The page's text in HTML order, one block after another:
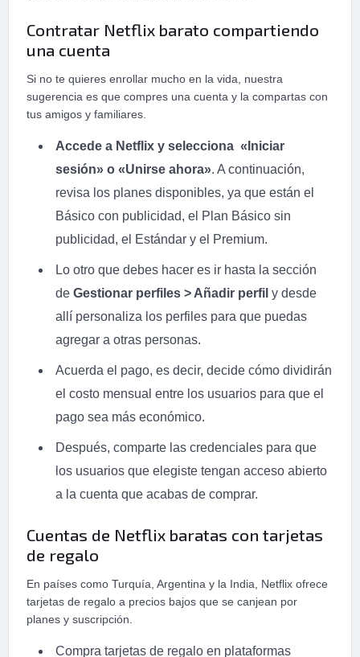
Contratar Netflix barato compartiendo
una cuenta
Si no te quieres enrollar mucho en la vida, nuestra
sugerencia es que compres una cuenta y la compartas con
tus amigos y familiares.
Accede a Netflix y selecciona «Iniciar
sesión» o «Unirse ahora». A continuación,
revisa los planes disponibles, ya que están el
Básico con publicidad, el Plan Básico sin
publicidad, el Estándar y el Premium.
Lo otro que debes hacer es ir hasta la sección
de Gestionar perfiles > Añadir perfil y desde
allí personaliza los perfiles para que puedas
agregar a otras personas.
Acuerda el pago, es decir, decide cómo dividirán
el costo mensual entre los usuarios para que el
pago sea más económico.
Después, comparte las credenciales para que
los usuarios que elegiste tengan acceso abierto
a la cuenta que acabas de comprar.
Cuentas de Netflix baratas con tarjetas
de regalo
En países como Turquía, Argentina y la India, Netflix ofrece
tarjetas de regalo a precios bajos que se canjean por
planes y suscripción.
Compra tarjetas de regalo en plataformas